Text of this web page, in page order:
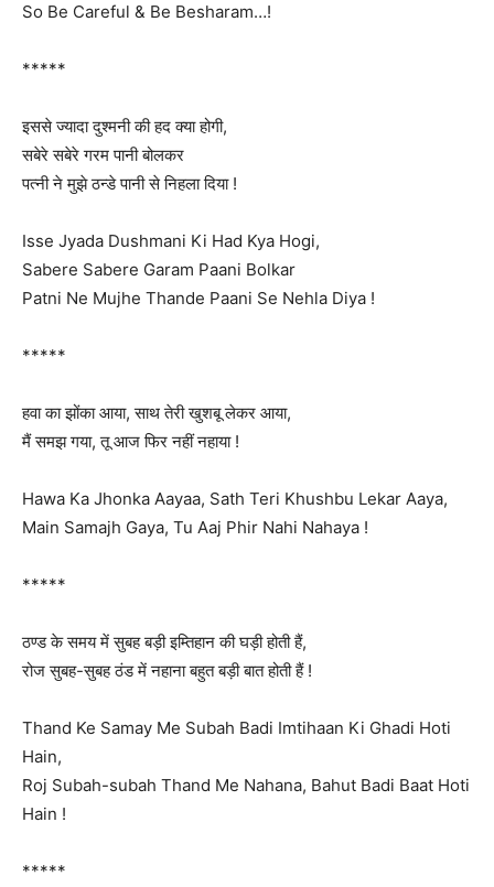
So Be Careful & Be Besharam…!
*****
इससे ज्यादा दुश्मनी की हद क्या होगी,
सबेरे सबेरे गरम पानी बोलकर
पत्नी ने मुझे ठन्डे पानी से निहला दिया !
Isse Jyada Dushmani Ki Had Kya Hogi,
Sabere Sabere Garam Paani Bolkar
Patni Ne Mujhe Thande Paani Se Nehla Diya !
*****
हवा का झोंका आया, साथ तेरी खुशबू लेकर आया,
मैं समझ गया, तू आज फिर नहीं नहाया !
Hawa Ka Jhonka Aayaa, Sath Teri Khushbu Lekar Aaya,
Main Samajh Gaya, Tu Aaj Phir Nahi Nahaya !
*****
ठण्ड के समय में सुबह बड़ी इम्तिहान की घड़ी होती हैं,
रोज सुबह-सुबह ठंड में नहाना बहुत बड़ी बात होती हैं !
Thand Ke Samay Me Subah Badi Imtihaan Ki Ghadi Hoti
Hain,
Roj Subah-subah Thand Me Nahana, Bahut Badi Baat Hoti
Hain !
*****